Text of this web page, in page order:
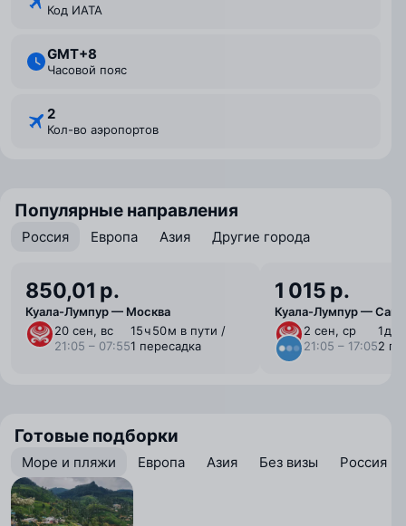
Код ИАТА
GMT+8
Часовой пояс
2
Кол-во аэропортов
Популярные направления
Россия Европа Азия Другие города
850,01 р.
Куала-Лумпур — Москва
20 сен, вс
21:05 – 07:55
15 ⁠ч 50 ⁠м в пути /
1 пересадка
1 015 р.
Куала-Лумпур —
2 сен, ср
21:05 – 17:05
1 ⁠д 1
2
Готовые подборки
Море и пляжи Европа Азия Без визы Россия